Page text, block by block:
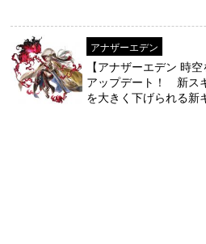
アナザーエデン
【アナザーエデン 時
アップデート！ 新ス
を大きく下げられる新